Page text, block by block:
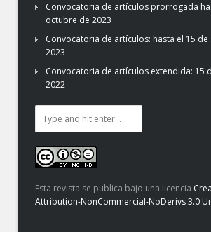
Convocatoria de artículos prorrogada
octubre de 2023
Convocatoria de artículos: hasta el 15
2023
Convocatoria de artículos extendida: 15
2022
Esta revista se publica bajo una licencia
Attribution-NonCommercial-NoDerivs 3.0